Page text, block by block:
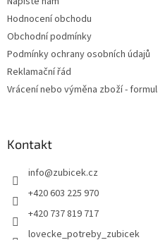
Hodnocení obchodu
Obchodní podmínky
Podmínky ochrany osobních údajů
Reklamační řád
Vrácení nebo výměna zboží -
Kontakt
info@zubicek.cz
+420 603 225 970
+420 737 819 717
lovecke_potreby_zubicek